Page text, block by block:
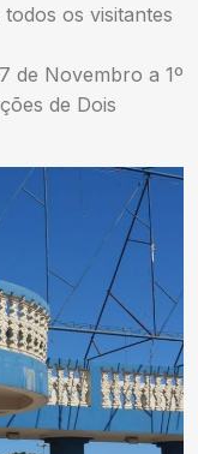
os visitantes
de Novembro a 1º
de Dois